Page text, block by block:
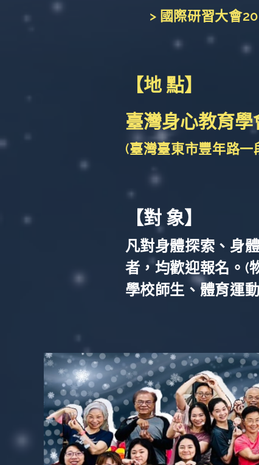
> 國際研習大會
【地 點】
臺灣身心教育學
(臺灣臺東市豐年路一
【對 象】
凡對身體探索、身
者，均歡迎報名。(
學校師生、體育運